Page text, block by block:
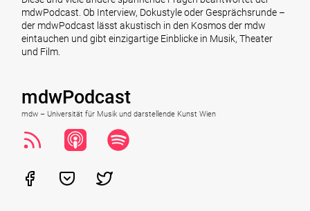
mdwPodcast. Ob Interview, Dokustyle oder Gesprächsrunde –
der mdwPodcast lässt akustisch in den Kosmos der mdw
eintauchen und gibt einzigartige Einblicke in Musik, Theater
und Film.
mdwPodcast
mdw – Universität für Musik und darstellende Kunst Wien